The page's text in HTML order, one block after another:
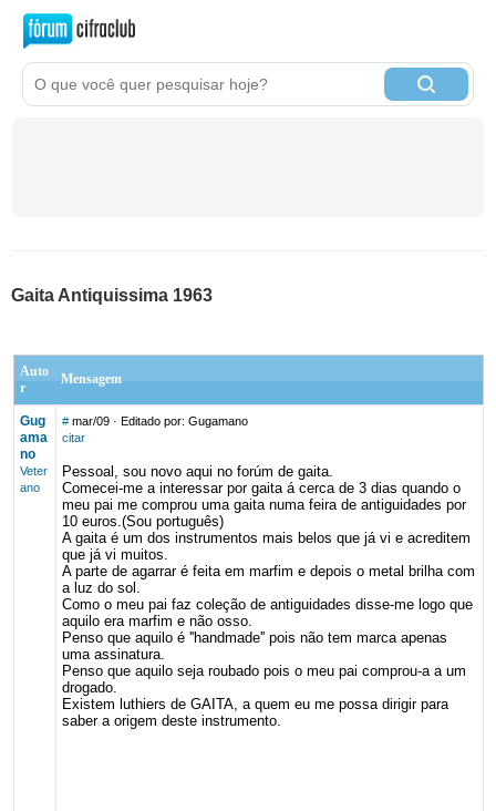
Gaita Antiquissima 1963
Auto
r
Mensagem
Gug
ama
no
Veter
ano
# mar/09· Editado por: Gugamano
citar
Pessoal, sou novo aqui no forúm de gaita.
Comecei-me a interessar por gaita á cerca de 3 dias quando o
meu pai me comprou uma gaita numa feira de antiguidades por
10 euros.(Sou português)
A gaita é um dos instrumentos mais belos que já vi e acreditem
que já vi muitos.
A parte de agarrar é feita em marfim e depois o metal brilha com
a luz do sol.
Como o meu pai faz coleção de antiguidades disse-me logo que
aquilo era marfim e não osso.
Penso que aquilo é ''handmade'' pois não tem marca apenas
uma assinatura.
Penso que aquilo seja roubado pois o meu pai comprou-a a um
drogado.
Existem luthiers de GAITA, a quem eu me possa dirigir para
saber a origem deste instrumento.